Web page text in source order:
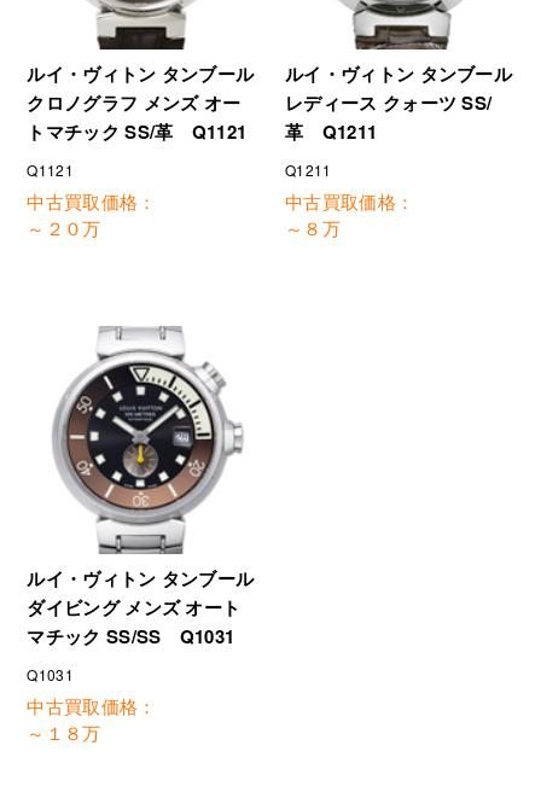
ルイ・ヴィトン タンブール
クロノグラフ メンズ オー
トマチック SS/革 Q1121
Q1121
中古買取価格：
～２０万
ルイ・ヴィトン タンブール
レディース クォーツ SS/
革 Q1211
Q1211
中古買取価格：
～８万
ルイ・ヴィトン タンブール
ダイビング メンズ オート
マチック SS/SS Q1031
Q1031
中古買取価格：
～１８万